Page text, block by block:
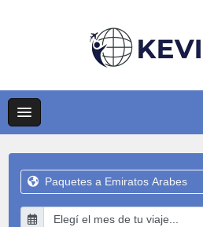
Paquetes a Emiratos Arabes